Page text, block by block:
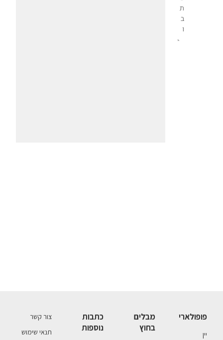
פופולארי
יין
מבלים
בחוץ
כתבות
נוספות
צור קשר
תנאי שימוש